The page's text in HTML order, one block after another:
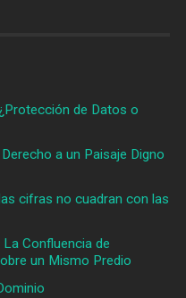
de Datos o
a un Paisaje Digno
cifras no cuadran con las
Confluencia de
un Mismo Predio